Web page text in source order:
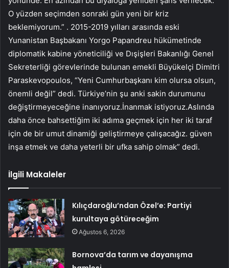
O yüzden seçimden sonraki gün yeni bir kriz
beklemiyorum.” . 2015-2019 yılları arasında eski
Yunanistan Başbakanı Yorgo Papandreu hükümetinde
diplomatik kabine yöneticiliği ve Dışişleri Bakanlığı Genel
Sekreterliği görevlerinde bulunan emekli Büyükelçi Dimitri
Paraskevopoulos, “Yeni Cumhurbaşkanı kim olursa olsun,
önemli değil” dedi. Türkiye’nin şu anki sakin durumunu
değiştirmeyeceğine inanıyoruz.İnanmak istiyoruz.Aslında
daha önce bahsettiğim iki adıma geçmek için her iki taraf
için de bir umut dinamiği geliştirmeye çalışacağız. güven
inşa etmek ve daha yeterli bir ufka sahip olmak” dedi.
İlgili Makaleler
Kılıçdaroğlu’ndan Özel’e: Partiyi
kurultaya götüreceğim
Ağustos 6, 2026
Bornova’da tarım ve dayanışma